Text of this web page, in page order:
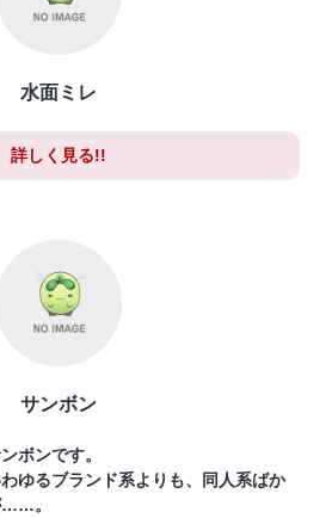
水面ミレ
詳しく見る!!
サンボン
ボンです。
ゆるブランド系よりも、同人系ばか
……。